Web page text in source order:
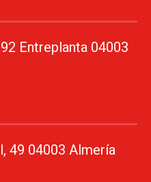
Entreplanta 04003
49 04003 Almería